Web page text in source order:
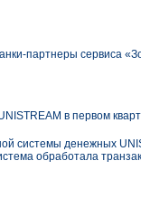
партнеры сервиса
в первом
системы денежных
обработала